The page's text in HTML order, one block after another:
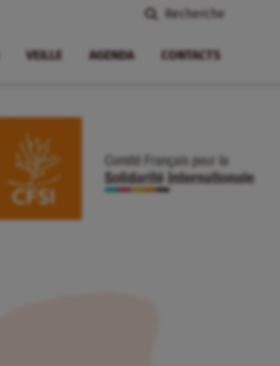
Recherche
VEILLE AGENDA CONTACTS